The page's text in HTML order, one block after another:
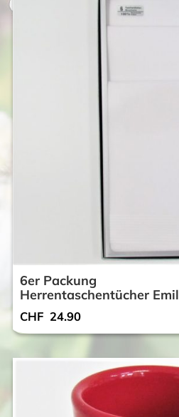
6er Packung
Herrentaschentücher Emil
CHF 24.90